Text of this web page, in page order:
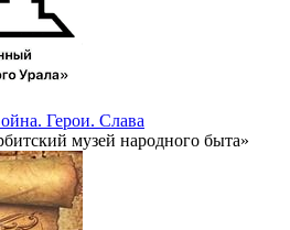
Герои. Слава
музей народного быта»